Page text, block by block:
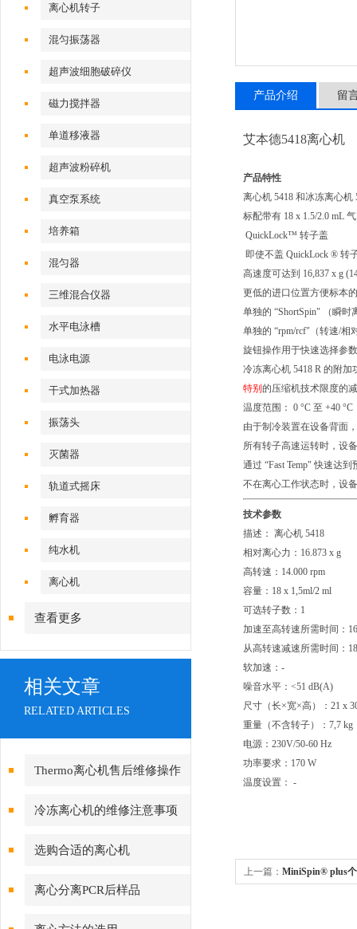
离心机转子
混匀振荡器
超声波细胞破碎仪
磁力搅拌器
单道移液器
超声波粉碎机
真空泵系统
培养箱
混匀器
三维混合仪器
水平电泳槽
电泳电源
干式加热器
振荡头
灭菌器
轨道式摇床
孵育器
纯水机
离心机
查看更多
相关文章
RELATED ARTICLES
Thermo离心机售后维修操作
方法
冷冻离心机的维修注意事项
选购合适的离心机
离心分离PCR后样品
产品介绍 留
艾本德5418离心机
产品特性
离心机 5418 和冰冻离心机
标配带有 18 x 1.5/2.0 mL
QuickLock™ 转子盖
即使不盖 QuickLock ® 转
高速度可达到 16,837 x g
更低的进口位置方便标本
单独的 “ShortSpin" （瞬
单独的 “rpm/rcf"（转速/相
旋钮操作用于快速选择参数
冷冻离心机 5418 R 的附加
特别 的压缩机技术限度的
温度范围： 0 °C 至 +40 °C
由于制冷装置在设备背面
所有转子高速运转时，设
通过 “Fast Temp" 快速达到
不在离心工作状态时，设
技术参数
描述： 离心机 5418
相对离心力：16.873 x g
高转速：14.000 rpm
容量：18 x 1,5ml/2 ml
可选转子数：1
加速至高转速所需时间
从高转速减速所需时间
软加速：-
噪音水平：<51
尺寸（长×宽×高）：21 x
重量（不含转子）：
电源：230V/50-60 Hz
功率要求：170 W
温度设置： -
上一篇： MiniSpin® plus